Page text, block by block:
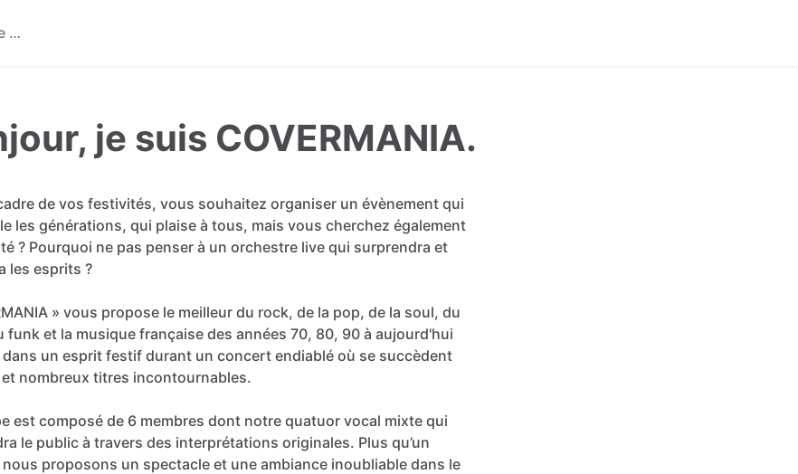
je suis COVERMANIA.
de vos festivités, vous souhaitez organiser un évènement qui
les générations, qui plaise à tous, mais vous cherchez également
? Pourquoi ne pas penser à un orchestre live qui surprendra et
les esprits ?
» vous propose le meilleur du rock, de la pop, de la soul, du
funk et la musique française des années 70, 80, 90 à aujourd'hui
dans un esprit festif durant un concert endiablé où se succèdent
et nombreux titres incontournables.
est composé de 6 membres dont notre quatuor vocal mixte qui
le public à travers des interprétations originales. Plus qu’un
nous proposons un spectacle et une ambiance inoubliable dans le